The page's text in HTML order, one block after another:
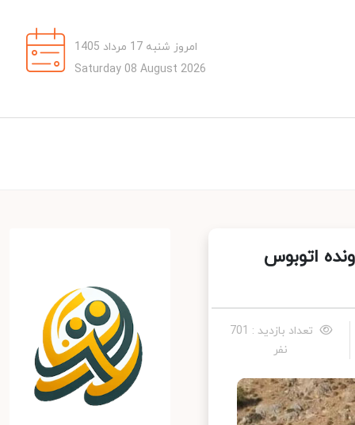
امروز شنبه 17 مرداد 1405
Saturday 08 August 2026
اتوبوس
تعداد بازدید : 701
نفر